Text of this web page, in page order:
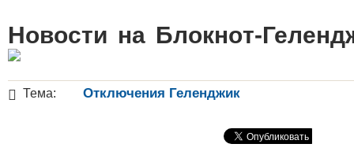
Новости на Блoкнoт-
Тема: Отключения Геленджик